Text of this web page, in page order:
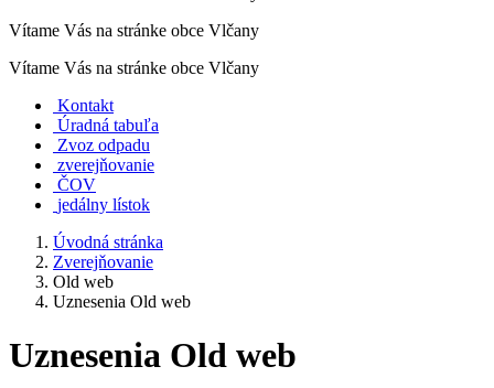
Vítame Vás na stránke obce Vlčany
Vítame Vás na stránke obce Vlčany
Kontakt
Úradná tabuľa
Zvoz odpadu
zverejňovanie
ČOV
jedálny lístok
Úvodná stránka
Zverejňovanie
Old web
Uznesenia Old web
Uznesenia Old web